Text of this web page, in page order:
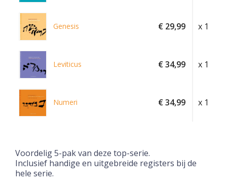
Genesis € 29,99 x 1
Leviticus € 34,99 x 1
Numeri € 34,99 x 1
Voordelig 5-pak van deze top-serie.
Inclusief handige en uitgebreide registers bij de
hele serie.